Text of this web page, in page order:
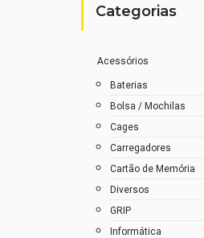
Categorias
Acessórios
Baterias
Bolsa / Mochilas
Cages
Carregadores
Cartão de Memória
Diversos
GRIP
Informática